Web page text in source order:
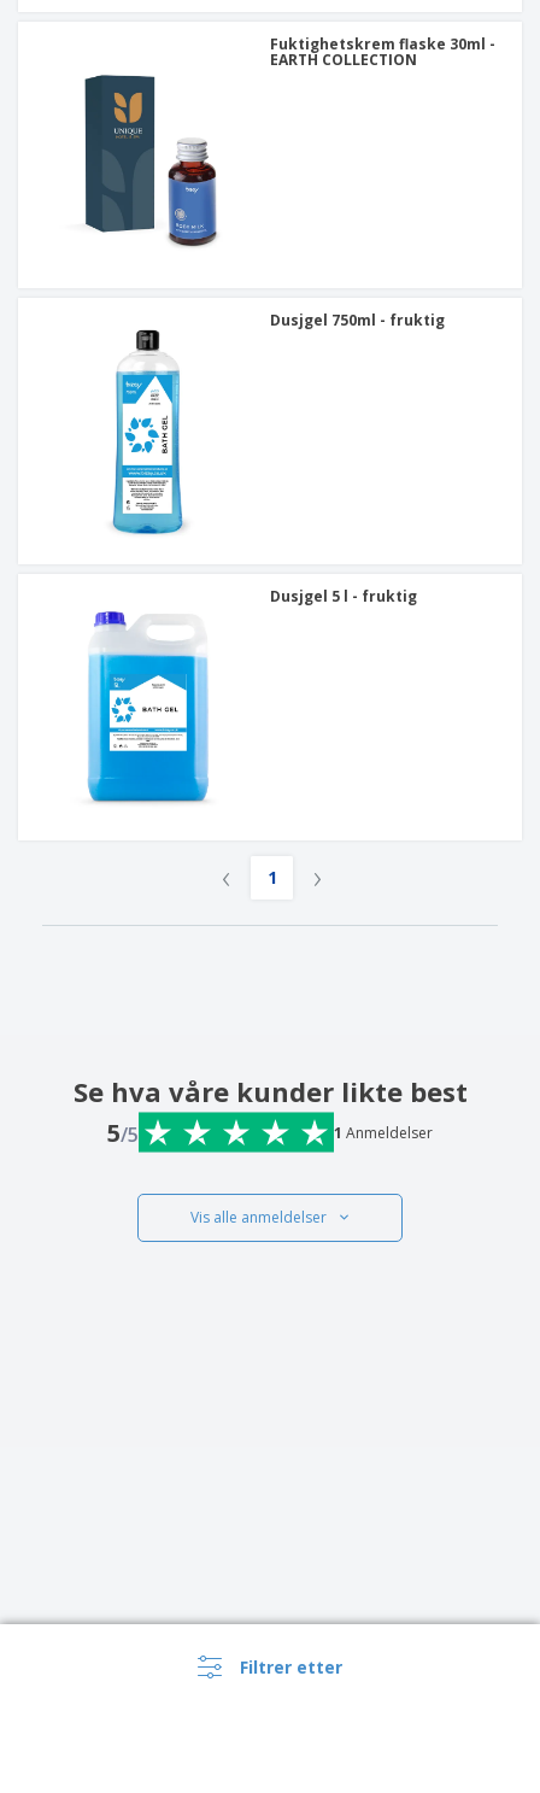
Filtrer etter
Fuktighetskrem flaske 30ml -
EARTH COLLECTION
Dusjgel 750ml - fruktig
Dusjgel 5 l - fruktig
‹ 1 ›
Se hva våre kunder likte best
5/5 1 Anmeldelser
Vis alle anmeldelser